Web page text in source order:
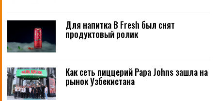
Для напитка B Fresh был снят
продуктовый ролик
Как сеть пиццерий Papa Johns зашла на
рынок Узбекистана